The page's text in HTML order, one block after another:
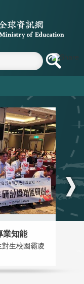
業知能
生校園霸凌